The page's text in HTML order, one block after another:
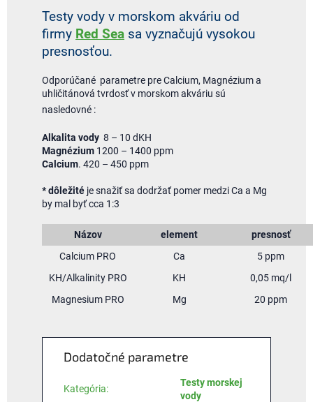
Testy vody v morskom akváriu od
firmy Red Sea sa vyznačujú vysokou
presnosťou.
Odporúčané parametre pre Calcium, Magnézium a
uhličitánová tvrdosť v morskom akváriu sú
nasledovné :
Alkalita vody 8 – 10 dKH
Magnézium 1200 – 1400 ppm
Calcium. 420 – 450 ppm
* dôležité je snažiť sa dodržať pomer medzi Ca a Mg
by mal byť cca 1:3
Názov element
presnosť
Calcium PRO
Ca
5 ppm
KH/Alkalinity PRO
KH
0,05 mq/l
Magnesium PRO
Mg 20 ppm
Dodatočné parametre
Kategória:
Testy morskej
vody